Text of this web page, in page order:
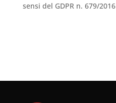
sensi del GDPR n. 679/2016